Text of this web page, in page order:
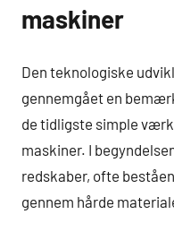
maskiner
Den teknologiske
gennemgået en
de tidligste simple
maskiner. I
redskaber, ofte
gennem hårde